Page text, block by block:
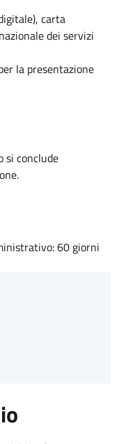
carta
dei servizi
la presentazione
si conclude
60 giorni